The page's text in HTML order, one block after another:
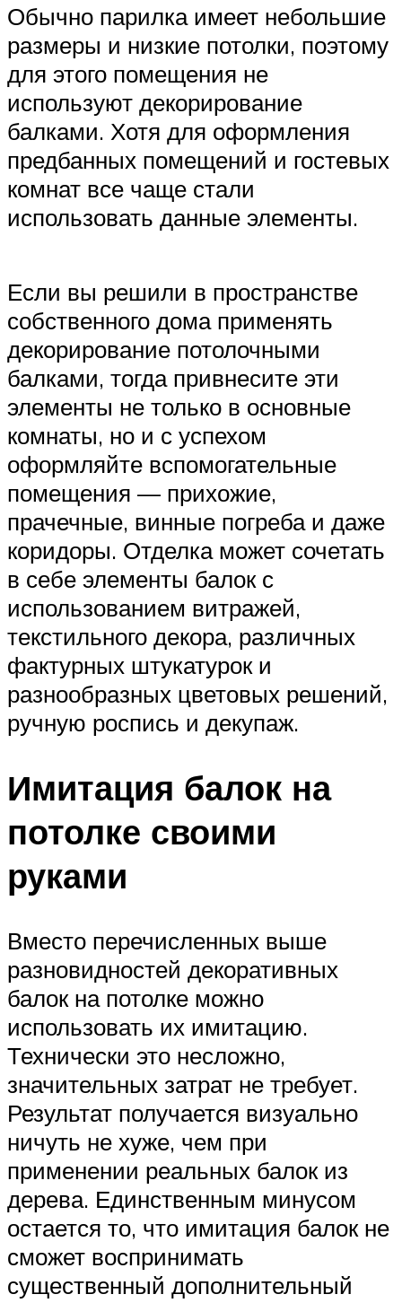
Обычно парилка имеет небольшие
размеры и низкие потолки, поэтому
для этого помещения не
используют декорирование
балками. Хотя для оформления
предбанных помещений и гостевых
комнат все чаще стали
использовать данные элементы.
Если вы решили в пространстве
собственного дома применять
декорирование потолочными
балками, тогда привнесите эти
элементы не только в основные
комнаты, но и с успехом
оформляйте вспомогательные
помещения — прихожие,
прачечные, винные погреба и даже
коридоры. Отделка может сочетать
в себе элементы балок с
использованием витражей,
текстильного декора, различных
фактурных штукатурок и
разнообразных цветовых решений,
ручную роспись и декупаж.
Имитация балок на
потолке своими
руками
Вместо перечисленных выше
разновидностей декоративных
балок на потолке можно
использовать их имитацию.
Технически это несложно,
значительных затрат не требует.
Результат получается визуально
ничуть не хуже, чем при
применении реальных балок из
дерева. Единственным минусом
остается то, что имитация балок не
сможет воспринимать
существенный дополнительный